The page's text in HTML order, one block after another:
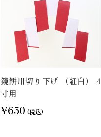
鏡餅用切り下げ （紅白） 4
寸用
¥650 (税込)